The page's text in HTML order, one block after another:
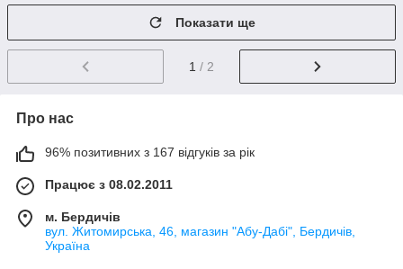
Показати ще
1 / 2
Про нас
96% позитивних з 167 відгуків за рік
Працює з 08.02.2011
м. Бердичів
вул. Житомирська, 46, магазин "Абу-Дабі", Бердичів,
Україна